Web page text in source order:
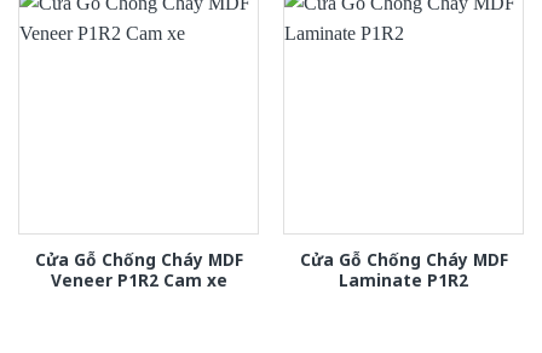
Cửa Gỗ Chống Cháy MDF
Veneer P1R2 Cam xe
Cửa Gỗ Chống Cháy MDF
Laminate P1R2